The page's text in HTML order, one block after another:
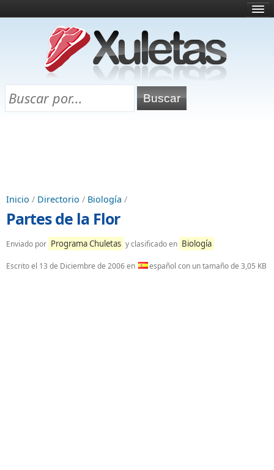
¿Qué es esto?
Directorio
Chuletas para exámenes
Inicio / Directorio / Biología /
Partes de la Flor
Enviado por Programa Chuletas y clasificado en Biología
Escrito el 13 de Diciembre de 2006en español con un tamaño de 3,05 KB